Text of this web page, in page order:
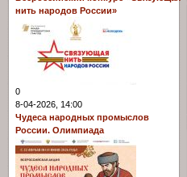
нить народов России»
0
8-04-2026, 14:00
Чудеса народных промыслов
России. Олимпиада